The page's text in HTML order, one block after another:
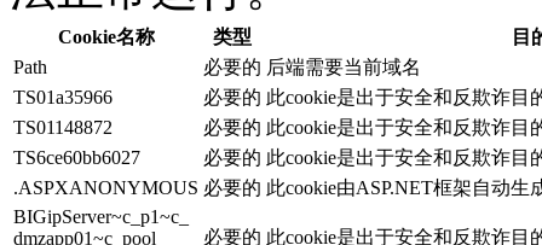
Cookie名称 类型
目
Path
必要的 后端需要当前域名
TS01a35966
必要的 此cookie是出于安全和反欺诈目
TS01148872
必要的 此cookie是出于安全和反欺诈目
TS6ce60bb6027
必要的 此cookie是出于安全和反欺诈目
.ASPXANONYMOUS 必要的 此cookie由ASP.NET框架自动
BIGipServer~c_p1~c_
dmzapp01~c_pool_
必要的 此cookie是出于安全和反欺诈目